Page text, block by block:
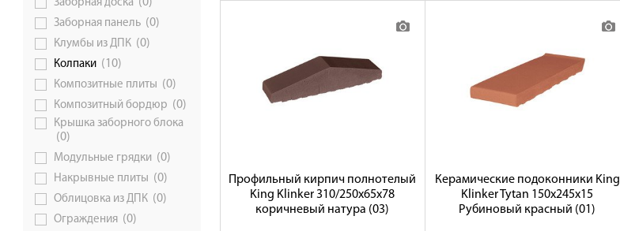
Заборная доска
Заборная панель (0)
Клумбы из ДПК (0)
Колпаки (10)
Композитные плиты (0)
Композитный бордюр (0)
Крышка заборного блока
(0)
Модульные грядки (0)
Накрывные плиты (0)
Облицовка из ДПК (0)
Ограждения (0)
Профильный кирпич полнотелый
King Klinker 310/250x65x78
коричневый натура (03)
Керамические подоконники King
Klinker Tytan 150x245x15
Рубиновый красный (01)